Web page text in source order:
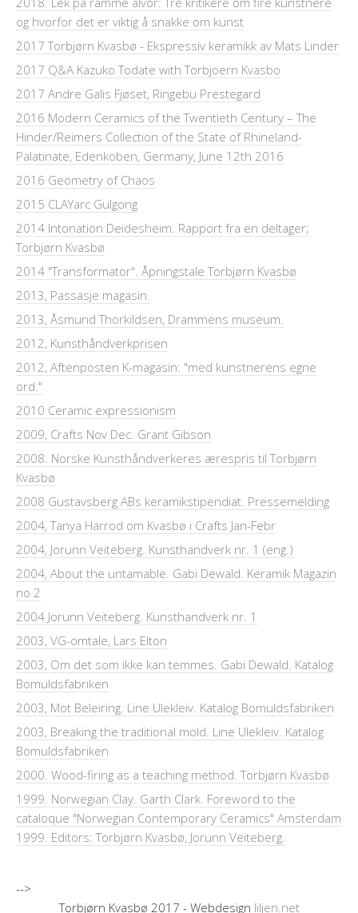
og hvorfor det er viktig å snakke om kunst
2017 Torbjørn Kvasbø - Ekspressiv keramikk av Mats Linder
2017 Q&A Kazuko Todate with Torbjoern Kvasbo
2017 Andre Galis Fjøset, Ringebu Prestegard
2016 Modern Ceramics of the Twentieth Century – The
Hinder/Reimers Collection of the State of Rhineland-
Palatinate, Edenkoben, Germany, June 12th 2016
2016 Geometry of Chaos
2015 CLAYarc Gulgong
2014 Intonation Deidesheim. Rapport fra en deltager;
Torbjørn Kvasbø
2014 "Transformator". Åpningstale Torbjørn Kvasbø
2013, Passasje magasin.
2013, Åsmund Thorkildsen, Drammens museum.
2012, Kunsthåndverkprisen
2012, Aftenposten K-magasin: "med kunstnerens egne
ord."
2010 Ceramic expressionism
2009, Crafts Nov Dec. Grant Gibson
2008. Norske Kunsthåndverkeres ærespris til Torbjørn
Kvasbø
2008 Gustavsberg ABs keramikstipendiat. Pressemelding
2004, Tanya Harrod om Kvasbø i Crafts Jan-Febr
2004, Jorunn Veiteberg. Kunsthandverk nr. 1 (eng.)
2004, About the untamable. Gabi Dewald. Keramik Magazin
no 2
2004 Jorunn Veiteberg. Kunsthandverk nr. 1
2003, VG-omtale, Lars Elton
2003, Om det som ikke kan temmes. Gabi Dewald. Katalog
Bomuldsfabriken
2003, Mot Beleiring. Line Ulekleiv. Katalog Bomuldsfabriken
2003, Breaking the traditional mold. Line Ulekleiv. Katalog
Bomuldsfabriken
2000. Wood-firing as a teaching method. Torbjørn Kvasbø
1999. Norwegian Clay. Garth Clark. Foreword to the
cataloque "Norwegian Contemporary Ceramics" Amsterdam
1999. Editors: Torbjørn Kvasbø, Jorunn Veiteberg.
-->
Torbjørn Kvasbø 2017 - Webdesign liljen.net